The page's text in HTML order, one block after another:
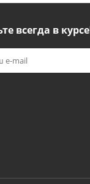
всегда в